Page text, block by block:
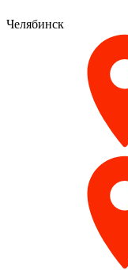
Челябинск